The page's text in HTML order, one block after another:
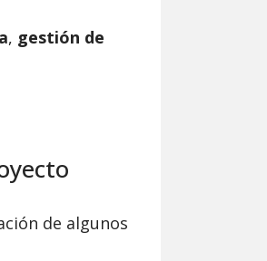
, gestión de
de algunos